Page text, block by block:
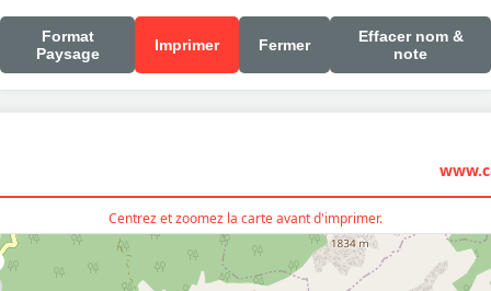
Format
Paysage
Imprimer Fermer
Effacer nom &
note
Centrez et zoomez la carte avant d'imprimer.